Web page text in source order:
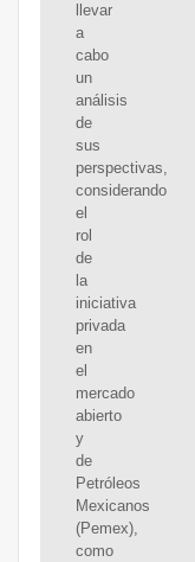
llevar
a
cabo
un
análisis
de
sus
perspectivas,
considerando
el
rol
de
la
iniciativa
privada
en
el
mercado
abierto
y
de
Petróleos
Mexicanos
(Pemex),
como